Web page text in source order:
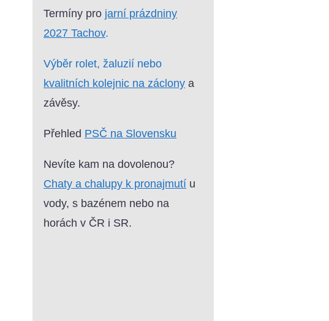
Termíny pro jarní prázdniny
2027 Tachov.
Výběr rolet, žaluzií nebo
kvalitních kolejnic na záclony a
závěsy.
Přehled PSČ na Slovensku
Nevíte kam na dovolenou?
Chaty a chalupy k pronajmutí u
vody, s bazénem nebo na
horách v ČR i SR.